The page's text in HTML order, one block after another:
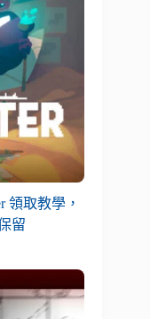
領取教學，
留